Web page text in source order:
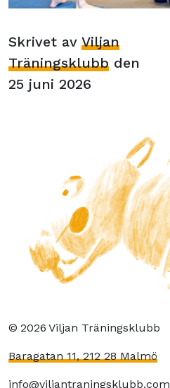
Skrivet av Viljan
Träningsklubb den
25 juni 2026
© 2026 Viljan Träningsklubb
Baragatan 11, 212 28 Malmö
info@viljantraningsklubb.com